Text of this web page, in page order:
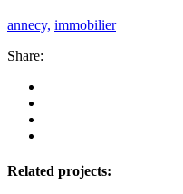
annecy, immobilier
Share:
Related projects: